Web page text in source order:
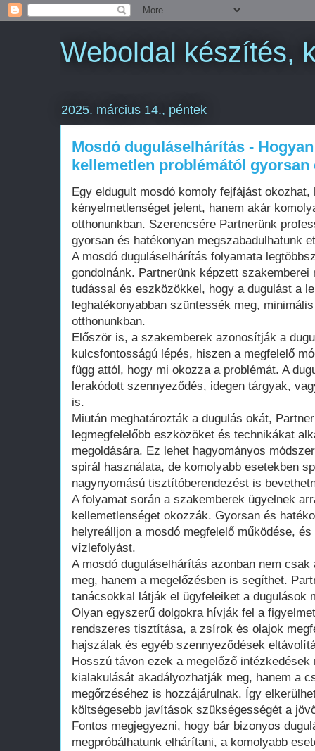
Weboldal készítés,
2025. március 14., péntek
Mosdó duguláselhárítás -
kellemetlen problémától gyorsan
Egy eldugult mosdó komoly fejfájást okozhat,
kényelmetlenséget jelent, hanem akár
otthonunkban. Szerencsére Partnerünk
gyorsan és hatékonyan megszabadulhatunk
A mosdó duguláselhárítás folyamata
gondolnánk. Partnerünk képzett
tudással és eszközökkel, hogy a dugulást a
leghatékonyabban szüntessék meg,
otthonunkban.
Először is, a szakemberek azonosítják a
kulcsfontosságú lépés, hiszen a megfelelő
függ attól, hogy mi okozza a problémát. A
lerakódott szennyeződés, idegen tárgyak,
is.
Miután meghatározták a dugulás okát,
legmegfelelőbb eszközöket és technikákat
megoldására. Ez lehet hagyományos
spirál használata, de komolyabb esetekben
nagynyomású tisztítóberendezést is
A folyamat során a szakemberek ügyelnek
kellemetlenséget okozzák. Gyorsan és
helyreálljon a mosdó megfelelő működése,
vízlefolyást.
A mosdó duguláselhárítás azonban nem
meg, hanem a megelőzésben is segíthet.
tanácsokkal látják el ügyfeleiket a dugulások
Olyan egyszerű dolgokra hívják fel a
rendszeres tisztítása, a zsírok és olajok
hajszálak és egyéb szennyeződések
Hosszú távon ezek a megelőző
kialakulását akadályozhatják meg, hanem a
megőrzéséhez is hozzájárulnak. Így
költségesebb javítások szükségességét a
Fontos megjegyezni, hogy bár bizonyos
megpróbálhatunk elhárítani, a komolyabb